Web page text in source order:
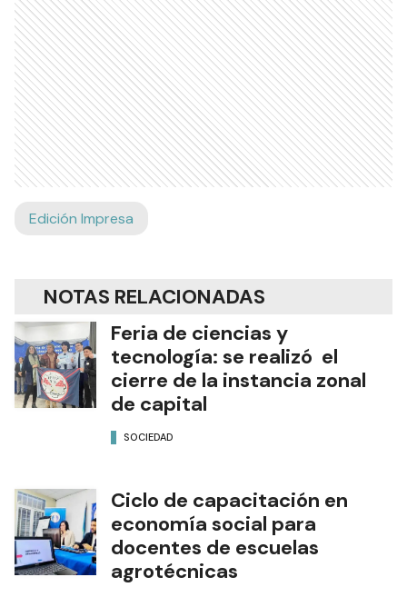
Edición Impresa
NOTAS RELACIONADAS
Feria de ciencias y
tecnología: se realizó el
cierre de la instancia zonal
de capital
SOCIEDAD
Ciclo de capacitación en
economía social para
docentes de escuelas
agrotécnicas